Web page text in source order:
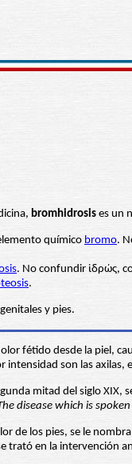
bromhidrosis es un
químico bromo.
. No confundir ἱδρώς,
.
y pies.
fétido desde la piel,
son las axilas,
mitad del siglo XIX,
disease which is
de los pies, se le
trató en la intervención